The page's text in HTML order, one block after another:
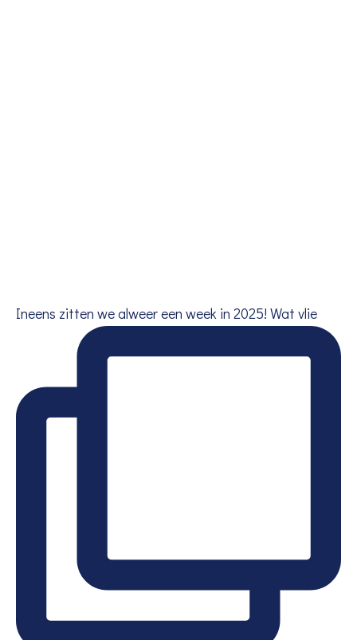
Ineens zitten we alweer een week in 2025! Wat vlie